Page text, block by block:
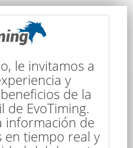
le invitamos a
y
de la
de EvoTiming.
información de
en tiempo real y